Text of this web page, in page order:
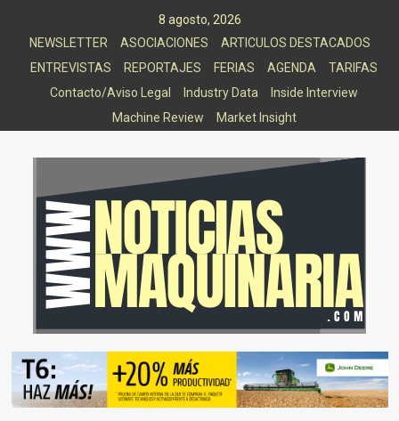
8 agosto, 2026
NEWSLETTER
ASOCIACIONES
ARTICULOS DESTACADOS
ENTREVISTAS
REPORTAJES FERIAS AGENDA
TARIFAS
Contacto/Aviso Legal
Industry Data
Inside Interview
Machine Review
Market Insight